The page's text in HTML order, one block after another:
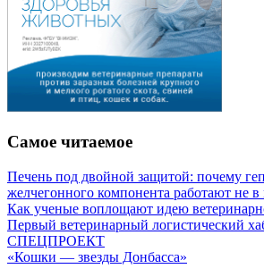
Самое читаемое
Печень под двойной защитой: почему
желчегонного компонента работают не
Как ученые воплощают идею
Первый ветеринарный логистический
СПЕЦПРОЕКТ
«Кошки — звезды Донбасса»